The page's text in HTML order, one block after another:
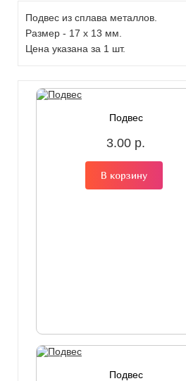
Подвес из сплава металлов.
Размер - 17 х 13 мм.
Цена указана за 1 шт.
Подвес
3.00 р.
В корзину
Подвес